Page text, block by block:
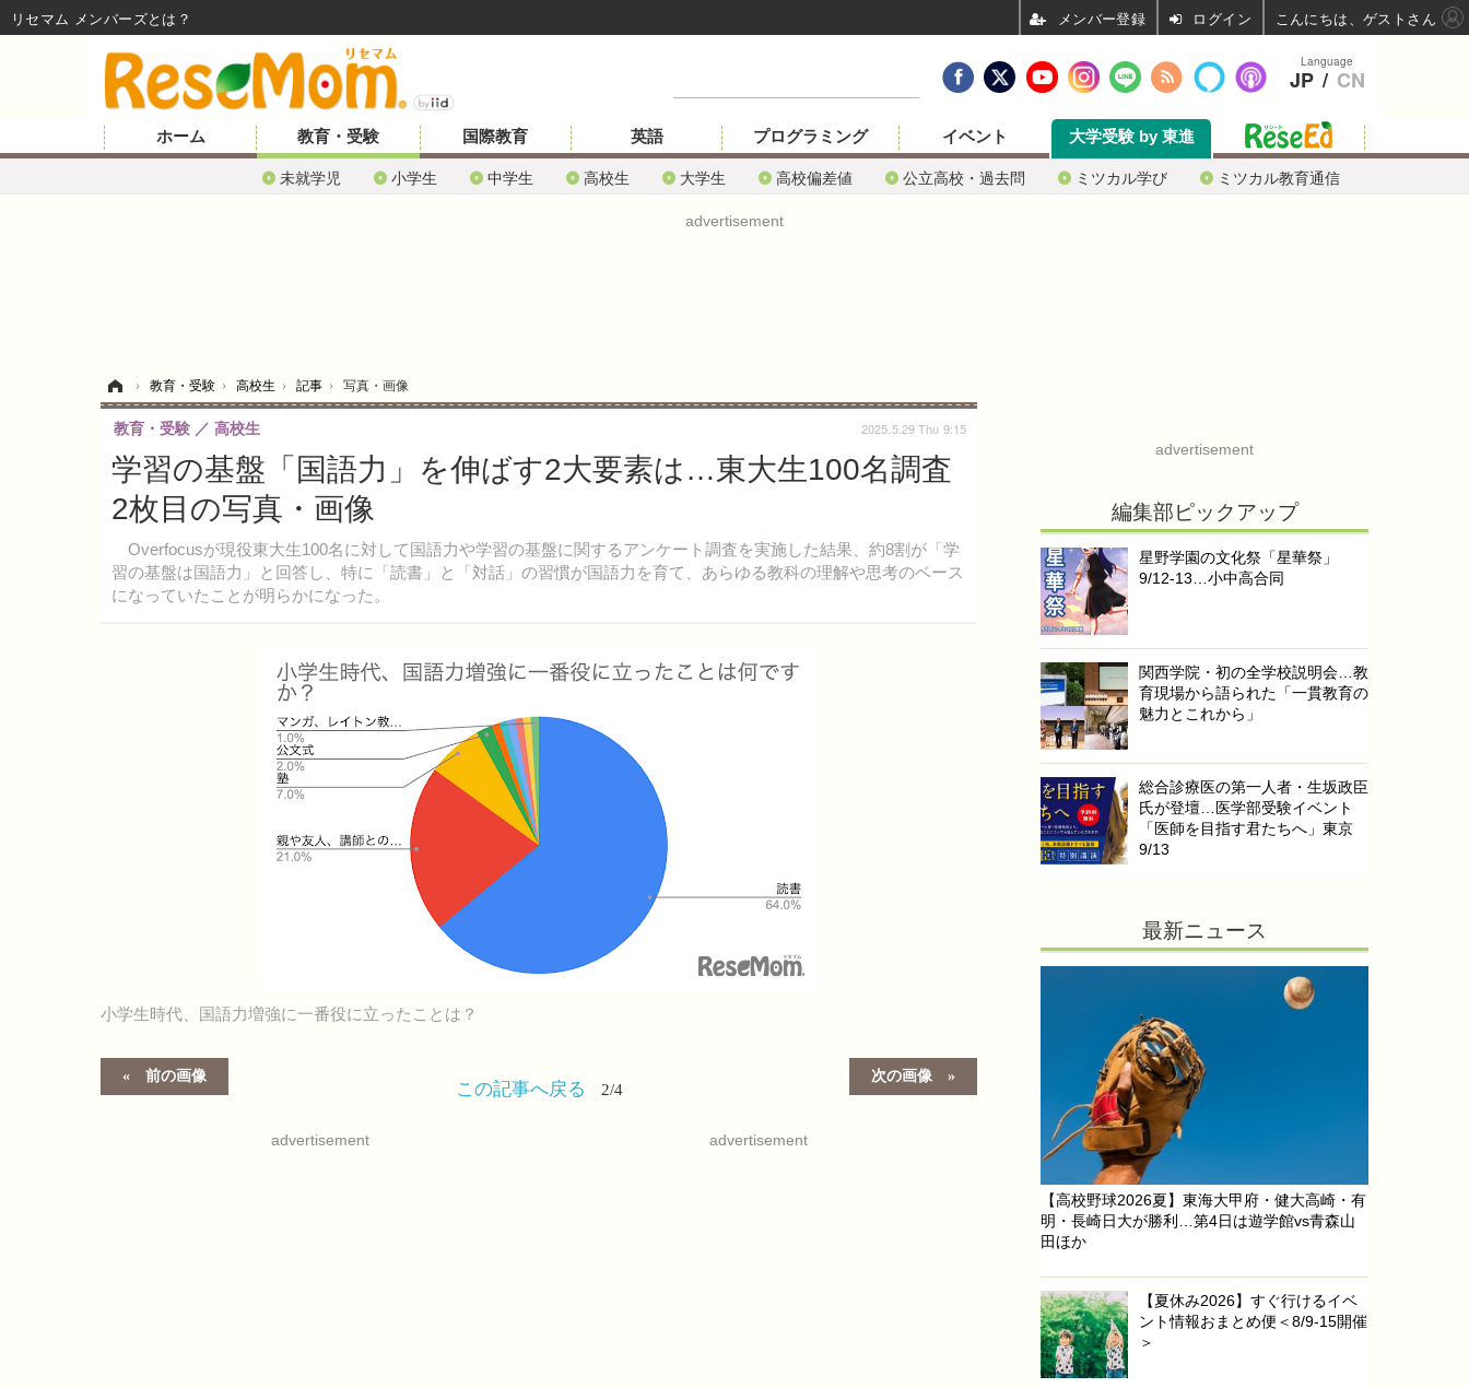
ホーム 教育・受験
未就学児 小学生 中学生 高校生 大学生 高校偏差値 公立高校・過去問 ミツカル学び ミツカル教育通信
国際教育 英語 プログラミング イベント 大学受験 by 東進
advertisement
› 教育・受験 › 高校生 › 記事 › 写真・画像
学習の基盤「国語力」を伸ばす2大要素は…東大生100名調査
2枚目の写真・画像
Overfocusが現役東大生100名に対して国語力や学習の基盤に関するアンケート調査を実施した結果、約8割が「学
習の基盤は国語力」と回答し、特に「読書」と「対話」の習慣が国語力を育て、あらゆる教科の理解や思考のベース
になっていたことが明らかになった。
教育・受験 高校生 2025.5.29 Thu 9:15
小学生時代、国語力増強に一番役に立ったことは？
前の画像 次の画像
この記事へ戻る 2/4
advertisement advertisement
advertisement
編集部ピックアップ
星野学園の文化祭「星華祭」
9/12-13…小中高合同
関西学院・初の全学校説明会…教
育現場から語られた「一貫教育の
魅力とこれから」
総合診療医の第一人者・生坂政臣
氏が登壇…医学部受験イベント
「医師を目指す君たちへ」東京
9/13
最新ニュース
【高校野球2026夏】東海大甲府・健大高崎・有
明・長崎日大が勝利…第4日は遊学館vs青森山
田ほか
【夏休み2026】すぐ行けるイベ
ント情報おまとめ便＜8/9-15開催
＞
Language
JP / CN
リセマム メンバーズ ログイン こんにちは、ゲストさん